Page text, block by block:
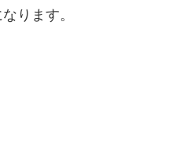
ります。